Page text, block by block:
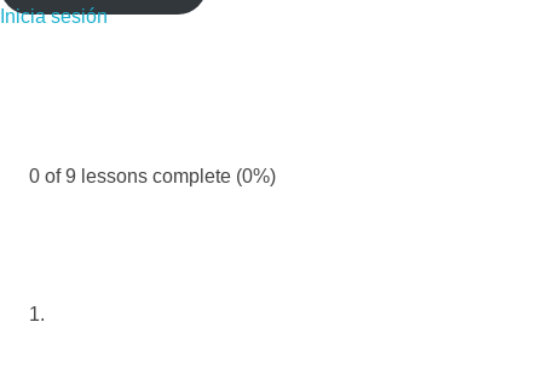
Inicia sesión
0 of 9 lessons complete (0%)